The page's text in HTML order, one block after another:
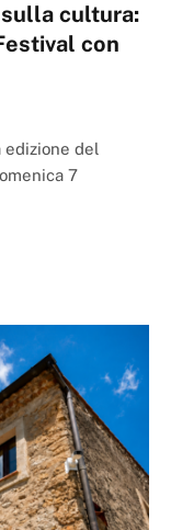
cultura:
con
del
7